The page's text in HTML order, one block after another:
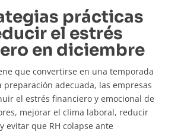
prácticas
el estrés
en diciembre
que convertirse en una temporada
preparación adecuada, las empresas
el estrés financiero y emocional de
mejorar el clima laboral, reducir
evitar que RH colapse ante